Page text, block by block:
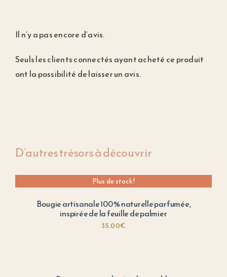
Il n’y a pas encore d’avis.
Seuls les clients connectés ayant acheté ce produit
ont la possibilité de laisser un avis.
D’autres trésors à découvrir
Plus de stock !
Bougie artisanale 100 % naturelle parfumée,
inspirée de la feuille de palmier
35.00€